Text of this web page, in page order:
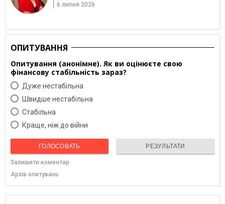
6 липня 2026
ОПИТУВАННЯ
Опитування (анонімне). Як ви оцінюєте свою
фінансову стабільність зараз?
Дуже нестабільна
Швидше нестабільна
Cтабільна
Краще, ніж до війни
ГОЛОСОВАТЬ РЕЗУЛЬТАТИ
Залишити коментар
Архів опитувань